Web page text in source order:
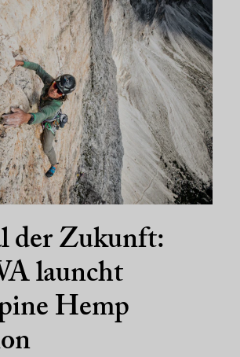
der Zukunft:
launcht
Hemp